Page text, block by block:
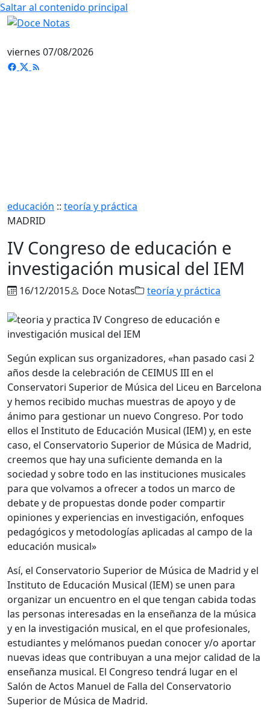
Saltar al contenido principal
viernes 07/08/2026
educación :: teoría y práctica
MADRID
IV Congreso de educación e
investigación musical del IEM
16/12/2015 Doce Notas teoría y práctica
Según explican sus organizadores, «han pasado casi 2
años desde la celebración de CEIMUS III en el
Conservatori Superior de Música del Liceu en Barcelona
y hemos recibido muchas muestras de apoyo y de
ánimo para gestionar un nuevo Congreso. Por todo
ellos el Instituto de Educación Musical (IEM) y, en este
caso, el Conservatorio Superior de Música de Madrid,
creemos que hay una suficiente demanda en la
sociedad y sobre todo en las instituciones musicales
para que volvamos a ofrecer a todos un marco de
debate y de propuestas donde poder compartir
opiniones y experiencias en investigación, enfoques
pedagógicos y metodologías aplicadas al campo de la
educación musical»
Así, el Conservatorio Superior de Música de Madrid y el
Instituto de Educación Musical (IEM) se unen para
organizar un encuentro en el que tengan cabida todas
las personas interesadas en la enseñanza de la música
y en la investigación musical, en el que profesionales,
estudiantes y melómanos puedan conocer y/o aportar
nuevas ideas que contribuyan a una mejor calidad de la
enseñanza musical. El Congreso tendrá lugar en el
Salón de Actos Manuel de Falla del Conservatorio
Superior de Música de Madrid.